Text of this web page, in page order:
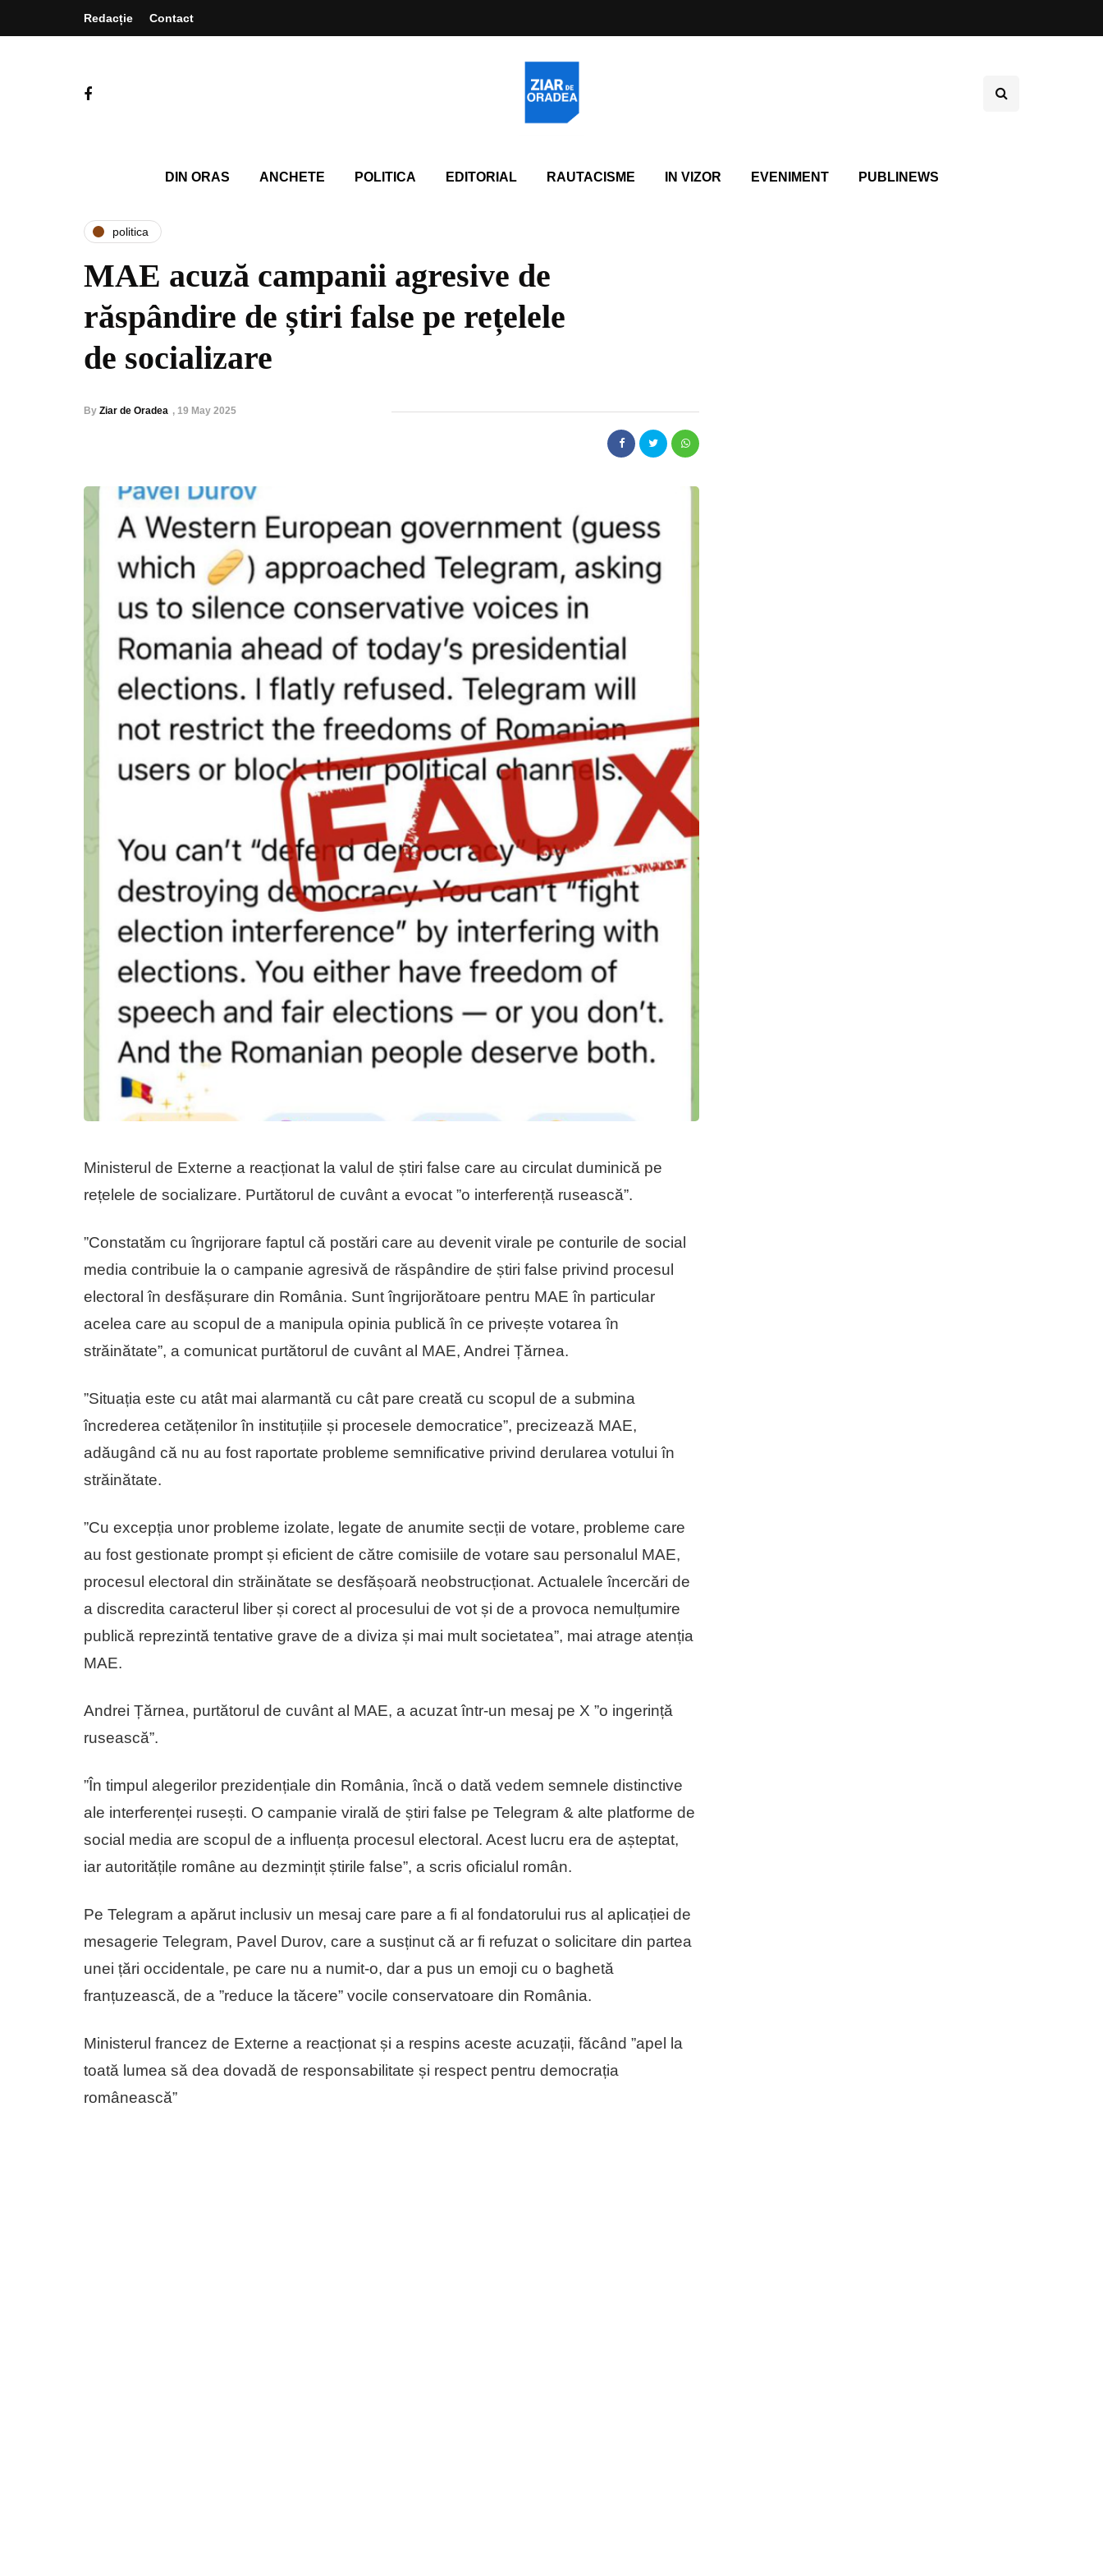
Redacție Contact
DIN ORAS ANCHETE POLITICA EDITORIAL RAUTACISME IN VIZOR EVENIMENT PUBLINEWS
politica
MAE acuză campanii agresive de
răspândire de știri false pe rețelele
de socializare
By Ziar de Oradea , 19 May 2025
Ministerul de Externe a reacționat la valul de știri false care au circulat duminică pe
rețelele de socializare. Purtătorul de cuvânt a evocat ”o interferență rusească”.
”Constatăm cu îngrijorare faptul că postări care au devenit virale pe conturile de social
media contribuie la o campanie agresivă de răspândire de știri false privind procesul
electoral în desfășurare din România. Sunt îngrijorătoare pentru MAE în particular
acelea care au scopul de a manipula opinia publică în ce privește votarea în
străinătate”, a comunicat purtătorul de cuvânt al MAE, Andrei Țărnea.
”Situația este cu atât mai alarmantă cu cât pare creată cu scopul de a submina
încrederea cetățenilor în instituțiile și procesele democratice”, precizează MAE,
adăugând că nu au fost raportate probleme semnificative privind derularea votului în
străinătate.
”Cu excepția unor probleme izolate, legate de anumite secții de votare, probleme care
au fost gestionate prompt și eficient de către comisiile de votare sau personalul MAE,
procesul electoral din străinătate se desfășoară neobstrucționat. Actualele încercări de
a discredita caracterul liber și corect al procesului de vot și de a provoca nemulțumire
publică reprezintă tentative grave de a diviza și mai mult societatea”, mai atrage atenția
MAE.
Andrei Țărnea, purtătorul de cuvânt al MAE, a acuzat într-un mesaj pe X ”o ingerință
rusească”.
”În timpul alegerilor prezidențiale din România, încă o dată vedem semnele distinctive
ale interferenței rusești. O campanie virală de știri false pe Telegram & alte platforme de
social media are scopul de a influența procesul electoral. Acest lucru era de așteptat,
iar autoritățile române au dezmințit știrile false”, a scris oficialul român.
Pe Telegram a apărut inclusiv un mesaj care pare a fi al fondatorului rus al aplicației de
mesagerie Telegram, Pavel Durov, care a susținut că ar fi refuzat o solicitare din partea
unei țări occidentale, pe care nu a numit-o, dar a pus un emoji cu o baghetă
franțuzească, de a ”reduce la tăcere” vocile conservatoare din România.
Ministerul francez de Externe a reacționat și a respins aceste acuzații, făcând ”apel la
toată lumea să dea dovadă de responsabilitate și respect pentru democrația
românească”